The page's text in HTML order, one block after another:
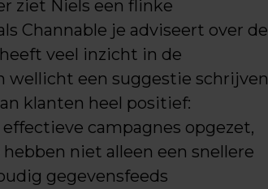
ziet Niels een flinke
Channable je adviseert over de
veel inzicht in de
wellicht een suggestie schrijven
klanten heel positief:
campagnes opgezet,
niet alleen een snellere
gegevensfeeds